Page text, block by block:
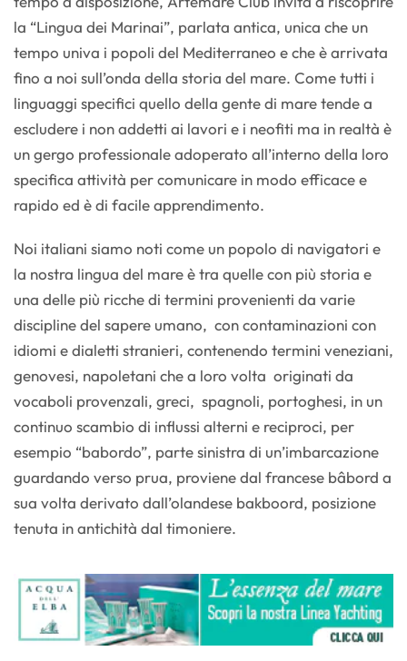
la “Lingua dei Marinai”, parlata antica, unica che un
tempo univa i popoli del Mediterraneo e che è arrivata
fino a noi sull’onda della storia del mare. Come tutti i
linguaggi specifici quello della gente di mare tende a
escludere i non addetti ai lavori e i neofiti ma in realtà è
un gergo professionale adoperato all’interno della loro
specifica attività per comunicare in modo efficace e
rapido ed è di facile apprendimento.
Noi italiani siamo noti come un popolo di navigatori e
la nostra lingua del mare è tra quelle con più storia e
una delle più ricche di termini provenienti da varie
discipline del sapere umano, con contaminazioni con
idiomi e dialetti stranieri, contenendo termini veneziani,
genovesi, napoletani che a loro volta originati da
vocaboli provenzali, greci, spagnoli, portoghesi, in un
continuo scambio di influssi alterni e reciproci, per
esempio “babordo”, parte sinistra di un’imbarcazione
guardando verso prua, proviene dal francese bâbord a
sua volta derivato dall’olandese bakboord, posizione
tenuta in antichità dal timoniere.